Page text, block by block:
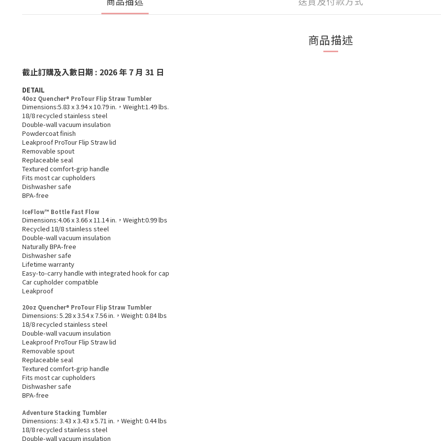
商品描述
截止訂購及入數日期 : 2026 年 7 月 31 日
DETAIL
40oz Quencher® ProTour Flip Straw Tumbler
Dimensions:5.83 x 3.94 x 10.79 in.，Weight:1.49 lbs.
18/8 recycled stainless steel
Double-wall vacuum insulation
Powdercoat finish
Leakproof ProTour Flip Straw lid
Removable spout
Replaceable seal
Textured comfort-grip handle
Fits most car cupholders
Dishwasher safe
BPA-free
IceFlow™ Bottle Fast Flow
Dimensions:4.06 x 3.66 x 11.14 in.，Weight:0.99 lbs
Recycled 18/8 stainless steel
Double-wall vacuum insulation
Naturally BPA-free
Dishwasher safe
Lifetime warranty
Easy-to-carry handle with integrated hook for cap
Car cupholder compatible
Leakproof
20oz Quencher® ProTour Flip Straw Tumbler
Dimensions: 5.28 x 3.54 x 7.56 in.，Weight: 0.84 lbs
18/8 recycled stainless steel
Double-wall vacuum insulation
Leakproof ProTour Flip Straw lid
Removable spout
Replaceable seal
Textured comfort-grip handle
Fits most car cupholders
Dishwasher safe
BPA-free
Adventure Stacking Tumbler
Dimensions: 3.43 x 3.43 x 5.71 in.，Weight: 0.44 lbs
18/8 recycled stainless steel
Double-wall vacuum insulation